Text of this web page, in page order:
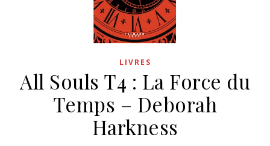
LIVRES
All Souls T4 : La Force du
Temps – Deborah
Harkness